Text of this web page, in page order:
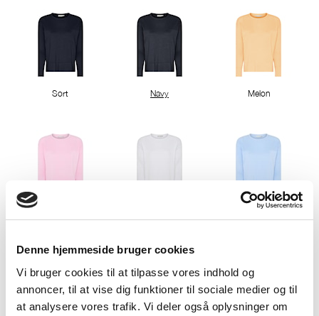
Denne hjemmeside bruger cookies
Vi bruger cookies til at tilpasse vores indhold og
annoncer, til at vise dig funktioner til sociale medier og til
at analysere vores trafik. Vi deler også oplysninger om
Sort Navy Melon